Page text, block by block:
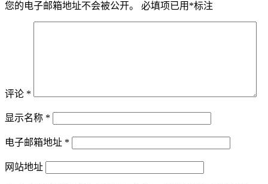
您的电子邮箱地址不会被公开。 必填项已用 *标注
评论 *
显示名称 *
电子邮箱地址 *
网站地址